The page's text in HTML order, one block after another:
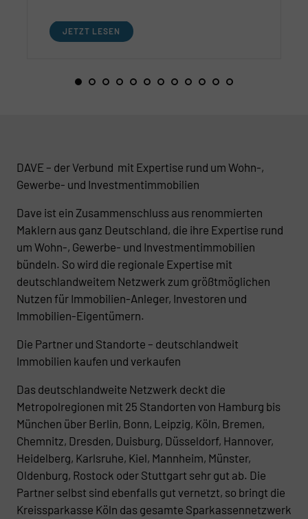
JETZT LESEN
DAVE – der Verbund mit Expertise rund um Wohn-,
Gewerbe- und Investmentimmobilien
Dave ist ein Zusammenschluss aus renommierten
Maklern aus ganz Deutschland, die ihre Expertise rund
um Wohn-, Gewerbe- und Investmentimmobilien
bündeln. So wird die regionale Expertise mit
deutschlandweitem Netzwerk zum größtmöglichen
Nutzen für Immobilien-Anleger, Investoren und
Immobilien-Eigentümern.
Die Partner und Standorte – deutschlandweit
Immobilien kaufen und verkaufen
Das deutschlandweite Netzwerk deckt die
Metropolregionen mit 25 Standorten von Hamburg bis
München über Berlin, Bonn, Leipzig, Köln, Bremen,
Chemnitz, Dresden, Duisburg, Düsseldorf, Hannover,
Heidelberg, Karlsruhe, Kiel, Mannheim, Münster,
Oldenburg, Rostock oder Stuttgart sehr gut ab. Die
Partner selbst sind ebenfalls gut vernetzt, so bringt die
Kreissparkasse Köln das gesamte Sparkassennetzwerk